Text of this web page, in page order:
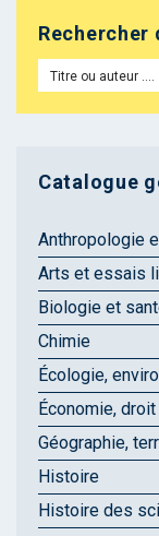
Rechercher
Catalogue
Anthropologie
Arts et essais
Biologie et
Chimie
Écologie,
Économie, droit
Géographie,
Histoire
Histoire des